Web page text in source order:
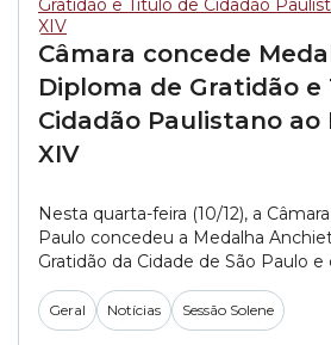
Câmara concede
Diploma de Gratidão
Cidadão Paulistano ao
XIV
Nesta quarta-feira (10/12), a
Paulo concedeu a Medalha
Gratidão da Cidade de São Paulo
Paulistano ao Papa Leão XIV, em
atendendo ao Decretos
56/2025 e 58/2025,
Geral Notícias Sessão Solene